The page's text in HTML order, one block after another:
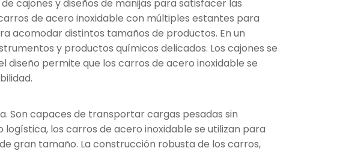
cajones y diseños de manijas para satisfacer las
de acero inoxidable con múltiples estantes para
acomodar distintos tamaños de productos. En un
y productos químicos delicados. Los cajones se
permite que los carros de acero inoxidable se
Son capaces de transportar cargas pesadas sin
los carros de acero inoxidable se utilizan para
gran tamaño. La construcción robusta de los carros,